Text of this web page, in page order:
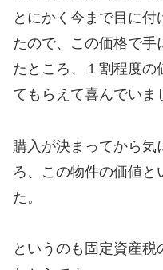
とにかく今まで目に
たので、この価格で手
たところ、１割程度の
てもらえて喜んでいま
購入が決まってから気
ろ、この物件の価値と
た。
というのも固定資産